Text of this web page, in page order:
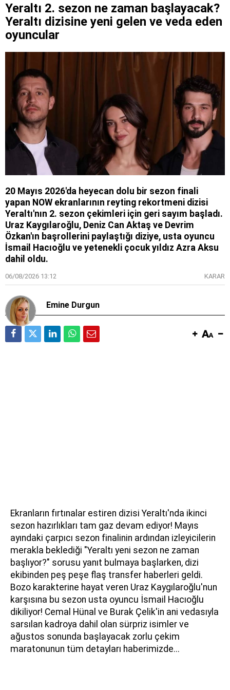
Yeraltı 2. sezon ne zaman başlayacak?
Yeraltı dizisine yeni gelen ve veda eden
oyuncular
20 Mayıs 2026'da heyecan dolu bir sezon finali
yapan NOW ekranlarının reyting rekortmeni dizisi
Yeraltı'nın 2. sezon çekimleri için geri sayım başladı.
Uraz Kaygılaroğlu, Deniz Can Aktaş ve Devrim
Özkan'ın başrollerini paylaştığı diziye, usta oyuncu
İsmail Hacıoğlu ve yetenekli çocuk yıldız Azra Aksu
dahil oldu.
06/08/2026 13:12 KARAR
Emine Durgun
Ekranların fırtınalar estiren dizisi Yeraltı'nda ikinci
sezon hazırlıkları tam gaz devam ediyor! Mayıs
ayındaki çarpıcı sezon finalinin ardından izleyicilerin
merakla beklediği "Yeraltı yeni sezon ne zaman
başlıyor?" sorusu yanıt bulmaya başlarken, dizi
ekibinden peş peşe flaş transfer haberleri geldi.
Bozo karakterine hayat veren Uraz Kaygılaroğlu'nun
karşısına bu sezon usta oyuncu İsmail Hacıoğlu
dikiliyor! Cemal Hünal ve Burak Çelik'in ani vedasıyla
sarsılan kadroya dahil olan sürpriz isimler ve
ağustos sonunda başlayacak zorlu çekim
maratonunun tüm detayları haberimizde...